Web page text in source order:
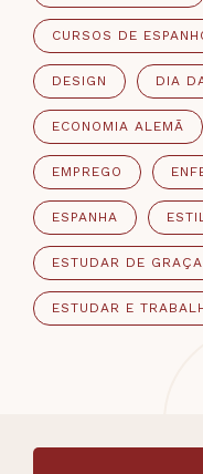
CURSOS DE
DESIGN DIA
ECONOMIA ALEMÃ
EMPREGO
ESPANHA
ESTUDAR DE GRAÇA
ESTUDAR E